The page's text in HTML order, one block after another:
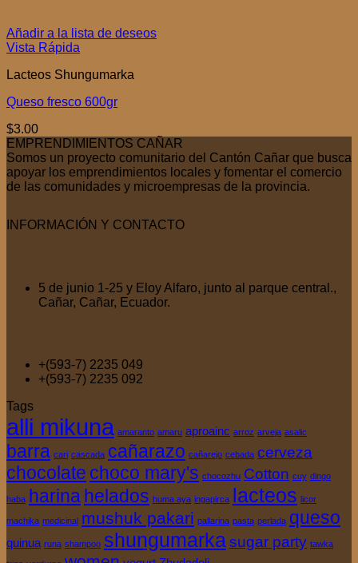
Añadir a la lista de deseos
Vista Rápida
Lacteos Shungumarka
Queso fresco 600gr
$3.00
EMPRENDIMIENTOS CAÑAR
Somos un proyecto comunitario del Cantón Cañar que busca
apoyar los emprendimientos locales y fomentar el comercio
de las comunidades y microempresas de la provincia.
INFORMACIÓN Y CONTACTO
5 de junio 1-25 y Eloy Alfaro, junto al parque central.,
Cañar, Cañar, Ecuador.
+(593-7) 2235 049
+(593-7) 2235 092
Tags
alli mikuna amaranto amaru aproainc arroz arveja asalic
barra cari cascada cañarazo cañarejo cebada cerveza
chocolate choco mary's chocozhu Cotton cuy dingo
haba harina helados huma aya ingapirca lacteos licor
machika medicinal mushuk pakari pallarina pasta perlada queso
quinua runa shampoo shungumarkasugar party tawka